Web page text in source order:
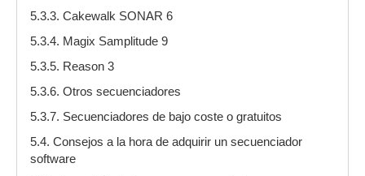
5.3.3. Cakewalk SONAR 6
5.3.4. Magix Samplitude 9
5.3.5. Reason 3
5.3.6. Otros secuenciadores
5.3.7. Secuenciadores de bajo coste o gratuitos
5.4. Consejos a la hora de adquirir un secuenciador
software